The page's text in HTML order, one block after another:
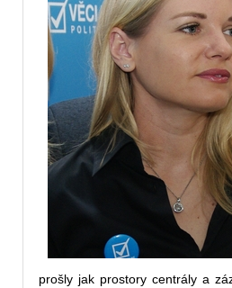
prošly jak prostory centrály a